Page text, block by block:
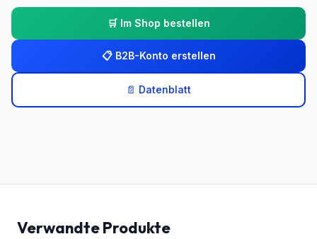
🛒 Im Shop bestellen
📋 B2B-Konto erstellen
📄 Datenblatt
Verwandte Produkte